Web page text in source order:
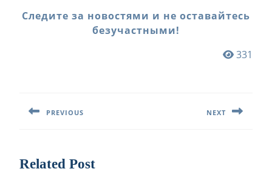
Следите за новостями и не оставайтесь
безучастными!
331
записям
PREVIOUS NEXT
Related Post